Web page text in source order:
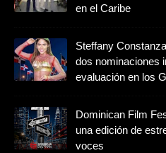
en el Caribe
Steffany
dos nominaciones
evaluación en los
Dominican Film
una edición de
voces